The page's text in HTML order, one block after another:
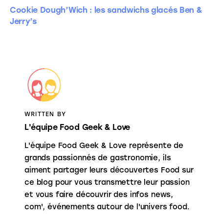
Cookie Dough’Wich : les sandwichs glacés Ben &
Jerry’s
WRITTEN BY
L'équipe Food Geek & Love
L'équipe Food Geek & Love représente de
grands passionnés de gastronomie, ils
aiment partager leurs découvertes Food sur
ce blog pour vous transmettre leur passion
et vous faire découvrir des infos news,
com', événements autour de l'univers food.